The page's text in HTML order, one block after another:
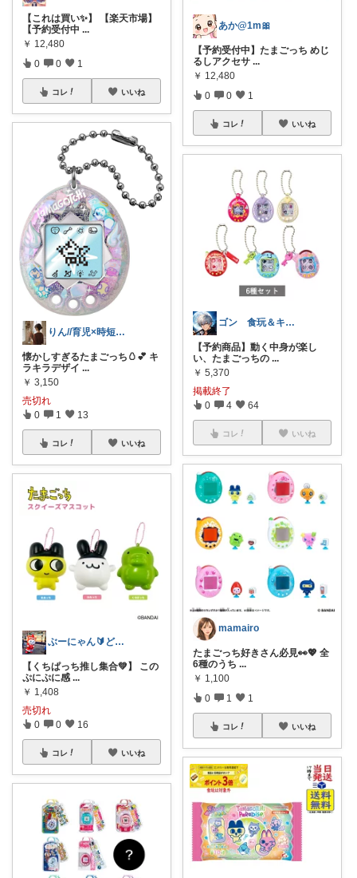
【これは買い✨】 【楽天市場】
【予約受付中 ...
￥ 12,480
0 0 1
コレ いいね
りん//育児×時短×コスパ
懐かしすぎるたまごっち🥚💕 キ
ラキラデザイ ...
￥ 3,150
売切れ
0 1 13
コレ いいね
ぶーにゃん🔰どうしたら売れるかな😭
【くちぱっち推し集合💚】 この
ぷにぷに感 ...
￥ 1,408
売切れ
0 0 16
コレ いいね
あか@1m🎀
【予約受付中】たまごっち めじ
るしアクセサ ...
￥ 12,480
0 0 1
コレ いいね
ゴン 食玩＆キャラグッズ速報ROOM
【予約商品】動く中身が楽し
い、たまごっちの ...
￥ 5,370
掲載終了
0 4 64
コレ いいね
mamairo
たまごっち好きさん必見👀💖 全
6種のうち ...
￥ 1,100
0 1 1
コレ いいね